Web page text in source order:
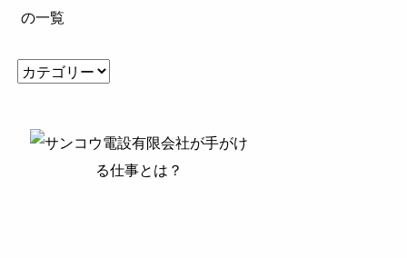
の一覧